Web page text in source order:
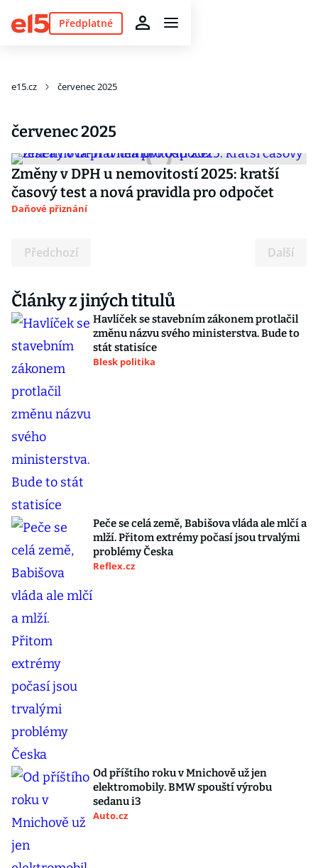
Předplatné
e15.cz červenec 2025
červenec 2025
Změny v DPH u nemovitostí 2025: kratší
časový test a nová pravidla pro odpočet
Daňové přiznání
Předchozí Další
Články z jiných titulů
Havlíček se stavebním zákonem protlačil
změnu názvu svého ministerstva. Bude to
stát statisíce
Blesk politika
Peče se celá země, Babišova vláda ale mlčí a
mlží. Přitom extrémy počasí jsou trvalými
problémy Česka
Reflex.cz
Od příštího roku v Mnichově už jen
elektromobily. BMW spouští výrobu
sedanu i3
Auto.cz